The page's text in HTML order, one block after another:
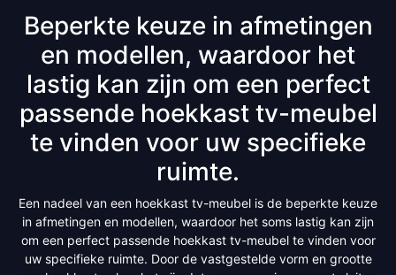
Beperkte keuze in afmetingen
en modellen, waardoor het
lastig kan zijn om een perfect
passende hoekkast tv-meubel
te vinden voor uw specifieke
ruimte.
Een nadeel van een hoekkast tv-meubel is de beperkte keuze
in afmetingen en modellen, waardoor het soms lastig kan zijn
om een perfect passende hoekkast tv-meubel te vinden voor
uw specifieke ruimte. Door de vastgestelde vorm en grootte